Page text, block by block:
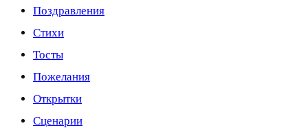
Поздравления
Стихи
Тосты
Пожелания
Открытки
Сценарии